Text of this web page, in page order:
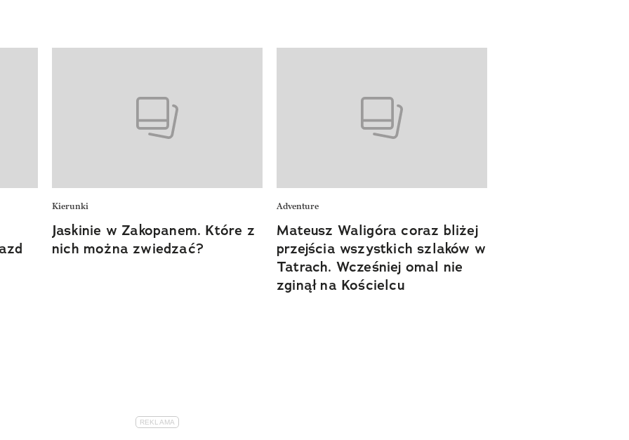
Kierunki
Jaskinie w Zakopanem. Które z
nich można zwiedzać?
Adventure
Mateusz Waligóra coraz bliżej
przejścia wszystkich szlaków w
Tatrach. Wcześniej omal nie
zginął na Kościelcu